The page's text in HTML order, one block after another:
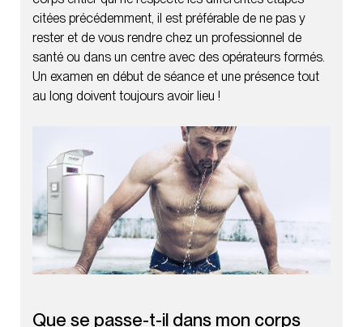
citées précédemment, il est préférable de ne pas y
rester et de vous rendre chez un professionnel de
santé ou dans un centre avec des opérateurs formés.
Un examen en début de séance et une présence tout
au long doivent toujours avoir lieu !
Que se passe-t-il dans mon corps